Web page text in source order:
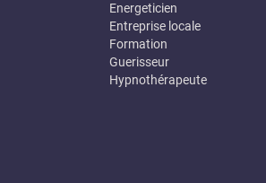
Energeticien
Entreprise locale
Formation
Guerisseur
Hypnothérapeute